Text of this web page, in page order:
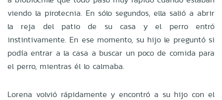
viendo la pirotecnia. En sólo segundos, ella salió a abrir
la reja del patio de su casa y el perro entró
instintivamente. En ese momento, su hijo le preguntó si
podía entrar a la casa a buscar un poco de comida para
el perro, mientras él lo calmaba.
Lorena volvió rápidamente y encontró a su hijo con el